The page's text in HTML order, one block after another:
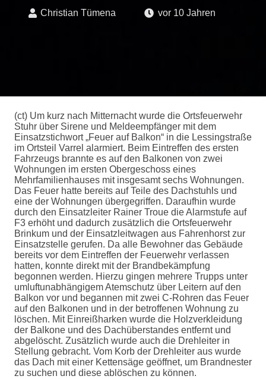
Christian Tümena vor 10 Jahren
(ct) Um kurz nach Mitternacht wurde die Ortsfeuerwehr
Stuhr über Sirene und Meldeempfänger mit dem
Einsatzstichwort „Feuer auf Balkon“ in die Lessingstraße
im Ortsteil Varrel alarmiert. Beim Eintreffen des ersten
Fahrzeugs brannte es auf den Balkonen von zwei
Wohnungen im ersten Obergeschoss eines
Mehrfamilienhauses mit insgesamt sechs Wohnungen.
Das Feuer hatte bereits auf Teile des Dachstuhls und
eine der Wohnungen übergegriffen. Daraufhin wurde
durch den Einsatzleiter Rainer Troue die Alarmstufe auf
F3 erhöht und dadurch zusätzlich die Ortsfeuerwehr
Brinkum und der Einsatzleitwagen aus Fahrenhorst zur
Einsatzstelle gerufen. Da alle Bewohner das Gebäude
bereits vor dem Eintreffen der Feuerwehr verlassen
hatten, konnte direkt mit der Brandbekämpfung
begonnen werden. Hierzu gingen mehrere Trupps unter
umluftunabhängigem Atemschutz über Leitern auf den
Balkon vor und begannen mit zwei C-Rohren das Feuer
auf den Balkonen und in der betroffenen Wohnung zu
löschen. Mit Einreißharken wurde die Holzverkleidung
der Balkone und des Dachüberstandes entfernt und
abgelöscht. Zusätzlich wurde auch die Drehleiter in
Stellung gebracht. Vom Korb der Drehleiter aus wurde
das Dach mit einer Kettensäge geöffnet, um Brandnester
zu suchen und diese ablöschen zu können.